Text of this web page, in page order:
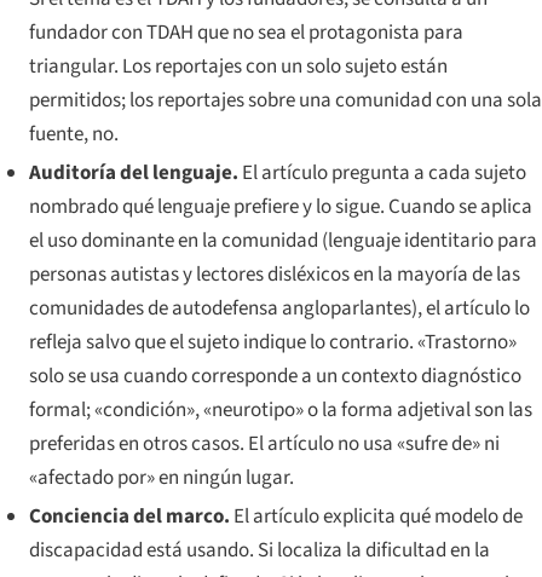
fundador con TDAH que no sea el protagonista para
triangular. Los reportajes con un solo sujeto están
permitidos; los reportajes sobre una comunidad con una sola
fuente, no.
Auditoría del lenguaje. El artículo pregunta a cada sujeto
nombrado qué lenguaje prefiere y lo sigue. Cuando se aplica
el uso dominante en la comunidad (lenguaje identitario para
personas autistas y lectores disléxicos en la mayoría de las
comunidades de autodefensa angloparlantes), el artículo lo
refleja salvo que el sujeto indique lo contrario. «Trastorno»
solo se usa cuando corresponde a un contexto diagnóstico
formal; «condición», «neurotipo» o la forma adjetival son las
preferidas en otros casos. El artículo no usa «sufre de» ni
«afectado por» en ningún lugar.
Conciencia del marco. El artículo explicita qué modelo de
discapacidad está usando. Si localiza la dificultad en la